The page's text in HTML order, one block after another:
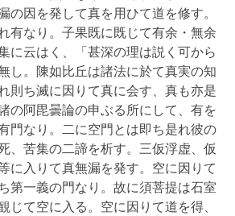
の因を発して真を用ひて道を修す。
有なり。子果既に既じて有余・無余
に云はく、「甚深の理は説く可から
し。陳如比丘は諸法に於て真実の知
則ち滅に因りて真に会す、真も亦是
の阿毘曇論の申ぶる所にして、有を
門なり。二に空門とは即ち是れ彼の
、苦集の二諦を析す。三仮浮虚、仮
に入りて真無漏を発す。空に因りて
第一義の門なり。故に須菩提は石室
じて空に入る。空に因りて道を得、